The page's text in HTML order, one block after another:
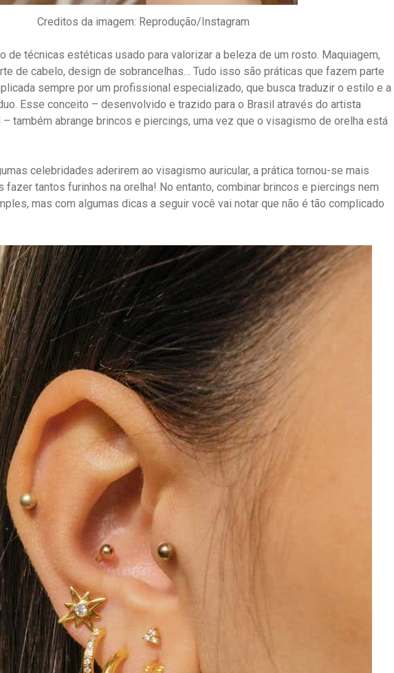
Creditos da imagem: Reprodução/Instagram
de técnicas estéticas usado para valorizar a beleza de um rosto. Maquiagem,
de cabelo, design de sobrancelhas… Tudo isso são práticas que fazem parte
sempre por um profissional especializado, que busca traduzir o estilo e a
Esse conceito – desenvolvido e trazido para o Brasil através do artista
também abrange brincos e piercings, uma vez que o visagismo de orelha está
celebridades aderirem ao visagismo auricular, a prática tornou-se mais
fazer tantos furinhos na orelha! No entanto, combinar brincos e piercings nem
mas com algumas dicas a seguir você vai notar que não é tão complicado